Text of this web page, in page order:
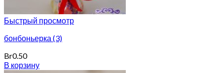
Быстрый просмотр
бонбоньерка (3)
Br0.50
В корзину